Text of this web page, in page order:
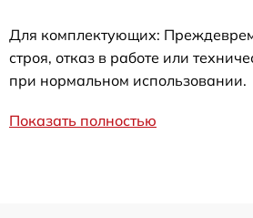
Для комплектующих:
строя, отказ в работе или
при нормальном использовании.
Показать полностью